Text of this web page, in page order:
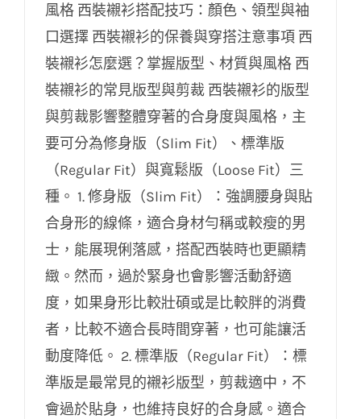
風格 西裝襯衫搭配技巧：顏色、領型與袖
口選擇 西裝襯衫的保養與穿搭注意事項 西
裝襯衫怎麼選？掌握版型、材質與風格 西
裝襯衫的常見版型與剪裁 西裝襯衫的版型
與剪裁影響整體穿著的合身度與風格，主
要可分為修身版（Slim Fit）、標準版
（Regular Fit）與寬鬆版（Loose Fit）三
種。 1. 修身版（Slim Fit）：強調腰身與貼
合身形的線條，適合身材勻稱或較瘦的男
士，能展現俐落感，搭配西裝時也更顯精
緻。然而，過於緊身也會影響活動舒適
度，如果身形比較壯碩或是比較胖的消費
者，比較不適合長時間穿著，也可能讓活
動度降低。 2. 標準版（Regular Fit）：標
準版是最常見的襯衫版型，剪裁適中，不
會過於貼身，也維持良好的合身感。適合